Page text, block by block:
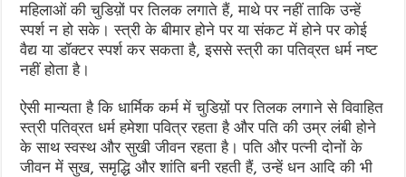
महिलाओं की चुडिय़ों पर तिलक लगाते हैं, माथे पर नहीं ताकि उन्हें
स्पर्श न हो सके। स्त्री के बीमार होने पर या संकट में होने पर कोई
वैद्य या डॉक्टर स्पर्श कर सकता है, इससे स्त्री का पतिव्रत धर्म नष्ट
नहीं होता है।
ऐसी मान्यता है कि धार्मिक कर्म में चुडिय़ों पर तिलक लगाने से विवाहित
स्त्री पतिव्रत धर्म हमेशा पवित्र रहता है और पति की उम्र लंबी होने
के साथ स्वस्थ और सुखी जीवन रहता है। पति और पत्नी दोनों के
जीवन में सुख, समृद्धि और शांति बनी रहती हैं, उन्हें धन आदि की भी